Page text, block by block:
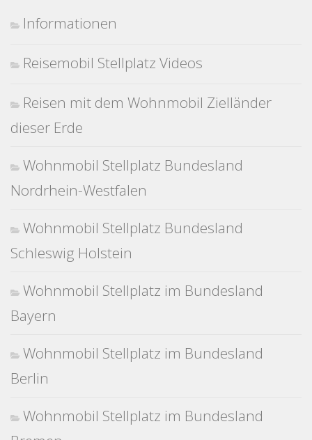
Informationen
Reisemobil Stellplatz Videos
Reisen mit dem Wohnmobil Zielländer
dieser Erde
Wohnmobil Stellplatz Bundesland
Nordrhein-Westfalen
Wohnmobil Stellplatz Bundesland
Schleswig Holstein
Wohnmobil Stellplatz im Bundesland
Bayern
Wohnmobil Stellplatz im Bundesland
Berlin
Wohnmobil Stellplatz im Bundesland